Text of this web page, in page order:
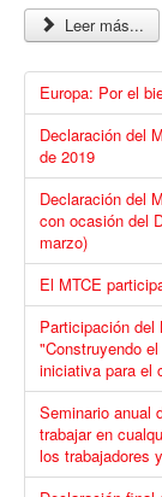
Leer más...
Europa: Por el
Declaración del
de 2019
Declaración del
con ocasión del
marzo)
El MTCE
Participación del
"Construyendo
iniciativa para el
Seminario anual
trabajar en
los trabajadores